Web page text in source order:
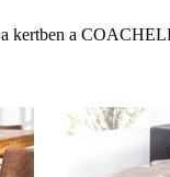
kertben a